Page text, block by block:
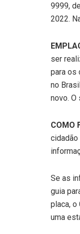
9999,
2022.
ser
para os
no
novo.
COMO
cidadão
Se as
guia
placa, o
uma